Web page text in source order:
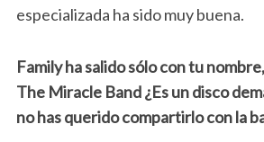
especializada ha sido muy buena.
Family ha salido sólo con tu
The Miracle Band ¿Es un disco
no has querido compartirlo con la